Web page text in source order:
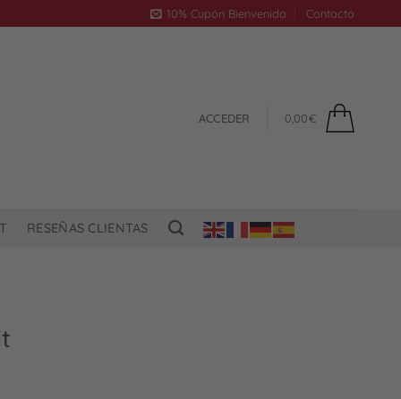
10% Cupón Bienvenida Contacto
ACCEDER 0,00€
RESEÑAS CLIENTAS